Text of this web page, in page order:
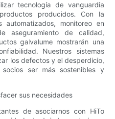
tecnología de vanguardia
producidos. Con la
automatizados, monitoreo en
aseguramiento de calidad,
galvalume mostrarán una
Nuestros sistemas
los defectos y el desperdicio,
ser más sostenibles y
sus necesidades
de asociarnos con HiTo